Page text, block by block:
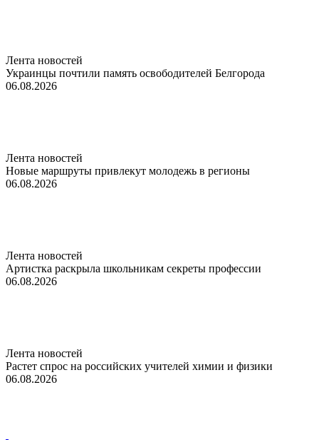
Лента новостей
Украинцы почтили память освободителей Белгорода
06.08.2026
Лента новостей
Новые маршруты привлекут молодежь в регионы
06.08.2026
Лента новостей
Артистка раскрыла школьникам секреты профессии
06.08.2026
Лента новостей
Растет спрос на российских учителей химии и физики
06.08.2026